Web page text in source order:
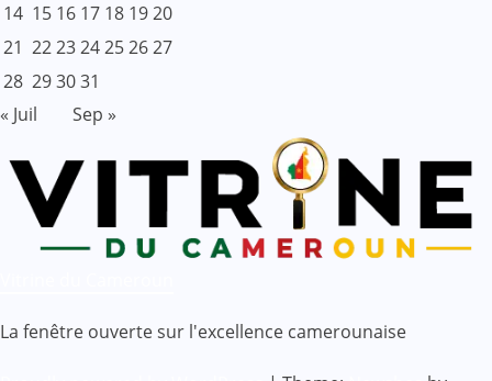
14 15 16 17 18 1920
21 222324252627
28 293031
« Juil
Sep »
La fenêtre ouverte sur l'excellence camerounaise